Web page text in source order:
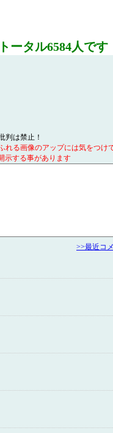
ータル6584人です
判は禁止！
れる画像のアップには気をつけ
示する事があります
>>最近コ